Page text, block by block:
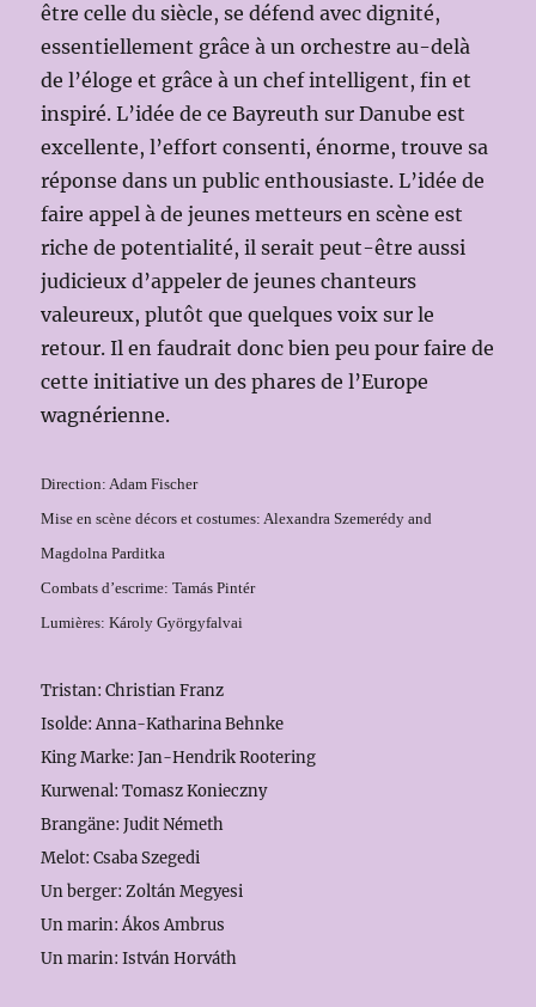
être celle du siècle, se défend avec dignité,
essentiellement grâce à un orchestre au-delà
de l’éloge et grâce à un chef intelligent, fin et
inspiré. L’idée de ce Bayreuth sur Danube est
excellente, l’effort consenti, énorme, trouve sa
réponse dans un public enthousiaste. L’idée de
faire appel à de jeunes metteurs en scène est
riche de potentialité, il serait peut-être aussi
judicieux d’appeler de jeunes chanteurs
valeureux, plutôt que quelques voix sur le
retour. Il en faudrait donc bien peu pour faire de
cette initiative un des phares de l’Europe
wagnérienne.
Direction: Adam Fischer
Mise en scène décors et costumes: Alexandra Szemerédy and
Magdolna Parditka
Combats d’escrime: Tamás Pintér
Lumières: Károly Györgyfalvai
Tristan: Christian Franz
Isolde: Anna-Katharina Behnke
King Marke: Jan-Hendrik Rootering
Kurwenal: Tomasz Konieczny
Brangäne: Judit Németh
Melot: Csaba Szegedi
Un berger: Zoltán Megyesi
Un marin: Ákos Ambrus
Un marin: István Horváth